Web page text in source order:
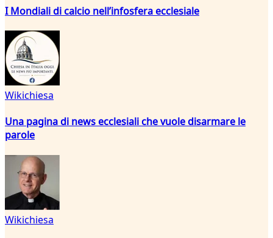
I Mondiali di calcio nell’infosfera ecclesiale
Wikichiesa
Una pagina di news ecclesiali che vuole disarmare le
parole
Wikichiesa